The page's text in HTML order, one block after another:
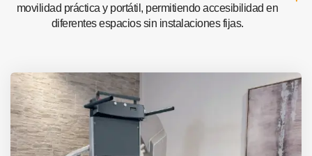
movilidad práctica y portátil, permitiendo accesibilidad en
diferentes espacios sin instalaciones fijas.